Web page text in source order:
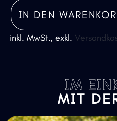
IN DEN
IM
MIT